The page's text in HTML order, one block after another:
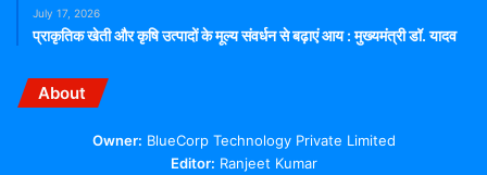
July 17, 2026
प्राकृतिक खेती और कृषि उत्पादों के मूल्य संवर्धन से बढ़ाएं आय : मुख्यमंत्री डॉ. यादव
About
Owner: BlueCorp Technology Private Limited
Editor: Ranjeet Kumar